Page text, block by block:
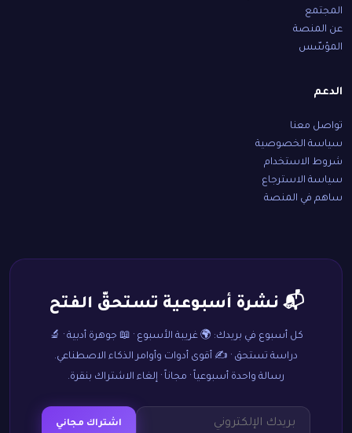
المجتمع
عن المنصة
المؤسّس
الدعم
تواصل معنا
سياسة الخصوصية
شروط الاستخدام
سياسة الاسترجاع
ساهم في المنصة
📬 نشرة أسبوعية تستحقّ الفتح
كل أسبوع في بريدك: 🌍 غريبة الأسبوع · 📖 جوهرة أدبية · 🔬
دراسة تستحق · ✍️ أقوى أدوات وأوامر الذكاء الاصطناعي.
رسالة واحدة أسبوعياً · مجاناً · إلغاء الاشتراك بنقرة.
اشتراك مجاني